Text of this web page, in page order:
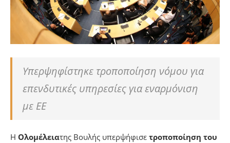
Υπερψηφίστηκε τροποποίηση νόμου για
επενδυτικές υπηρεσίες για εναρμόνιση
με ΕΕ
H Oλομέλειατης Βουλής υπερψήφισε τροποποίηση του